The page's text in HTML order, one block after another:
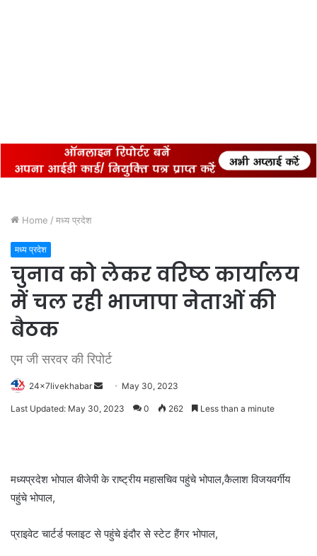
Home / मध्य प्रदेश
मध्य प्रदेश
चुनाव को लेकर वरिष्ठ कार्यालय
में चल रही भाजापा नेताओं की
बैठक
एम जी सरवर की रिपोर्ट
24x7livekhabar
Send May 30, 2023
Last Updated: May 30, 2023 0 262 Less than a minute
मध्यप्रदेश भोपाल बीजेपी के राष्ट्रीय महासचिव पहुंचे भोपाल,कैलाश विजयवर्गीय
पहुंचे भोपाल,
प्राइवेट चार्टर्ड फ्लाइट से पहुंचे इंदौर से स्टेट हैंगर भोपाल,